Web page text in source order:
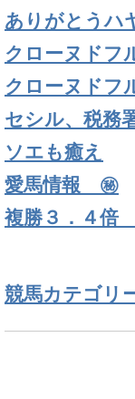
ありがとうハ
クローヌドフ
クローヌドフ
セシル、税務
ソエも癒え
愛馬情報 ㊙
複勝３．４倍
競馬カテゴリ